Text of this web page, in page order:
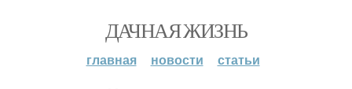
ДАЧНАЯ ЖИЗНЬ
главная новости статьи